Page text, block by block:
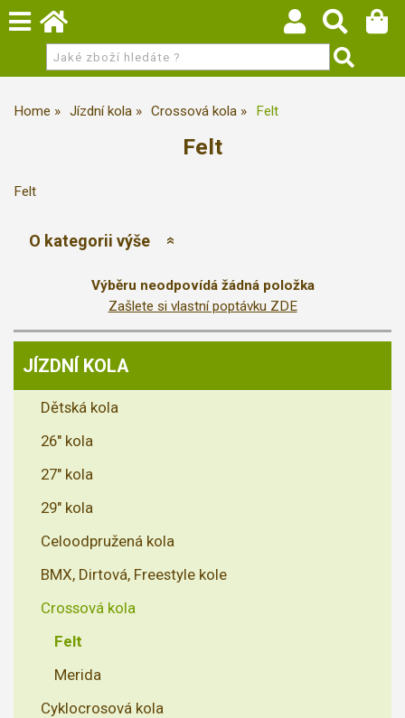
Home Jízdní kola Crossová kola Felt
Felt
Felt
O kategorii výše
Výběru neodpovídá žádná položka
Zašlete si vlastní poptávku ZDE
JÍZDNÍ KOLA
Dětská kola
26" kola
27" kola
29" kola
Celoodpružená kola
BMX, Dirtová, Freestyle kole
Crossová kola
Felt
Merida
Cyklocrosová kola